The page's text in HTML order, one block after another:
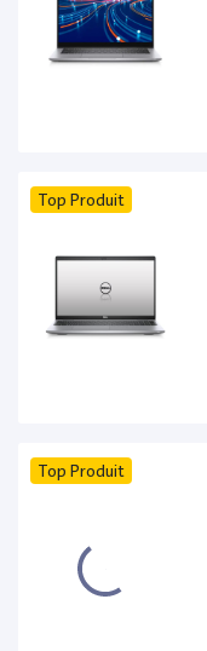
Top Produit
Top Produit